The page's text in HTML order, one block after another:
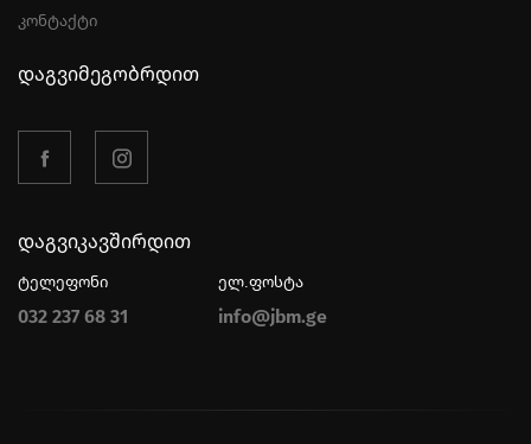
კონტაქტი
დაგვიმეგობრდით
დაგვიკავშირდით
ტელეფონი
032 237 68 31
ელ.ფოსტა
info@jbm.ge